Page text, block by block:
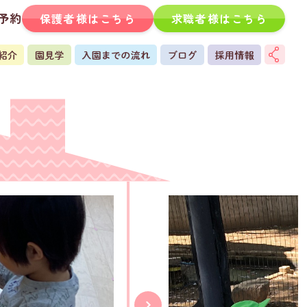
約 保護者様はこちら 求職者様はこちら